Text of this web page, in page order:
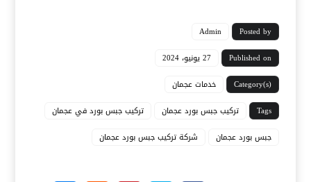
Posted by
Admin
Published on
27 يونيو، 2024
Category(s)
خدمات عجمان
Tags
تركيب جبس بورد عجمان
تركيب جبس بورد في عجمان
جبس بورد عجمان
شركة تركيب جبس بورد عجمان